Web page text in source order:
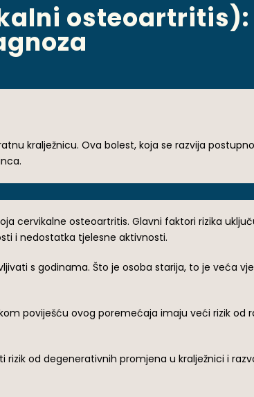
osteoartritis):
kralježnicu. Ova bolest, koja se razvija
cervikalne osteoartritis. Glavni faktori rizika
i nedostatka tjelesne aktivnosti.
s godinama. Što je osoba starija, to je veća
poviješću ovog poremećaja imaju veći rizik od
od degenerativnih promjena u kralježnici i